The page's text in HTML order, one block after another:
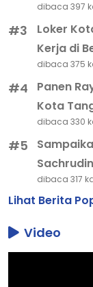
dibaca 397
#3
Loker
Kerja di
dibaca 375
#4
Panen
Kota
dibaca 330
#5
dibaca 317
Lihat Berita
Video